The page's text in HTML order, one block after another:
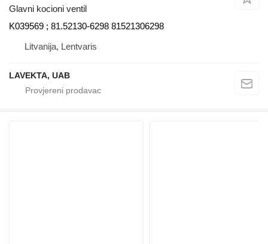
Glavni kocioni ventil
K039569 ; 81.52130-6298 81521306298
Litvanija, Lentvaris
LAVEKTA, UAB